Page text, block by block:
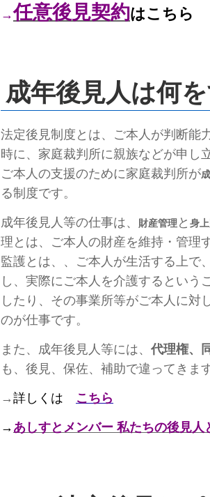
→任意後見契約はこちら
成年後見人は何
法定後見制度とは、ご本人が判断能
時に、 家庭裁判所に親族などが申し
ご本人の支援のために家庭裁判所が
る制度です。
成年後見人等の仕事は、 財産管理と 身
理とは、ご本人の財産を維持・管理
監護とは、、ご本人が生活する上で
し、実際にご本人を介護するという
したり、その事業所等がご本人に対
のが仕事です。
また、成年後見人等には、 代理権、
も、後見、保佐、補助で違ってきます
→詳しくは こちら
→ あしすとメンバー 私たちの後見人